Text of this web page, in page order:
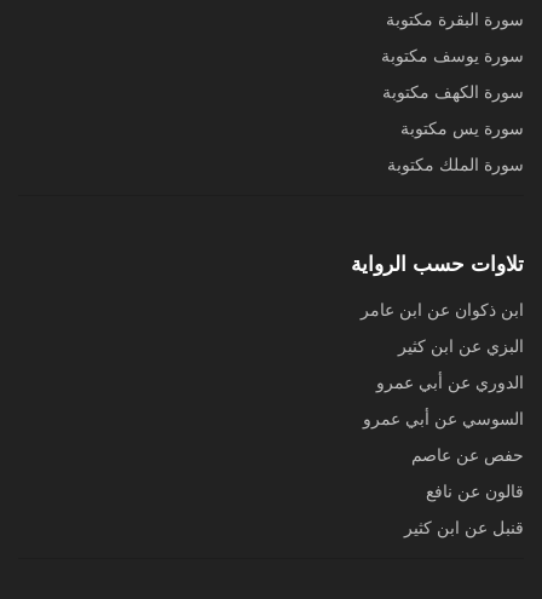
سورة البقرة مكتوبة
سورة يوسف مكتوبة
سورة الكهف مكتوبة
سورة يس مكتوبة
سورة الملك مكتوبة
تلاوات حسب الرواية
ابن ذكوان عن ابن عامر
البزي عن ابن كثير
الدوري عن أبي عمرو
السوسي عن أبي عمرو
حفص عن عاصم
قالون عن نافع
قنبل عن ابن كثير